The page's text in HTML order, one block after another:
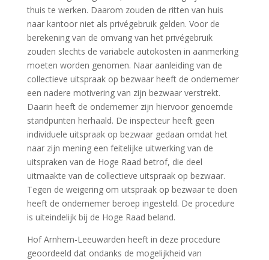
thuis te werken. Daarom zouden de ritten van huis
naar kantoor niet als privégebruik gelden. Voor de
berekening van de omvang van het privégebruik
zouden slechts de variabele autokosten in aanmerking
moeten worden genomen. Naar aanleiding van de
collectieve uitspraak op bezwaar heeft de ondernemer
een nadere motivering van zijn bezwaar verstrekt.
Daarin heeft de ondernemer zijn hiervoor genoemde
standpunten herhaald. De inspecteur heeft geen
individuele uitspraak op bezwaar gedaan omdat het
naar zijn mening een feitelijke uitwerking van de
uitspraken van de Hoge Raad betrof, die deel
uitmaakte van de collectieve uitspraak op bezwaar.
Tegen de weigering om uitspraak op bezwaar te doen
heeft de ondernemer beroep ingesteld. De procedure
is uiteindelijk bij de Hoge Raad beland.
Hof Arnhem-Leeuwarden heeft in deze procedure
geoordeeld dat ondanks de mogelijkheid van